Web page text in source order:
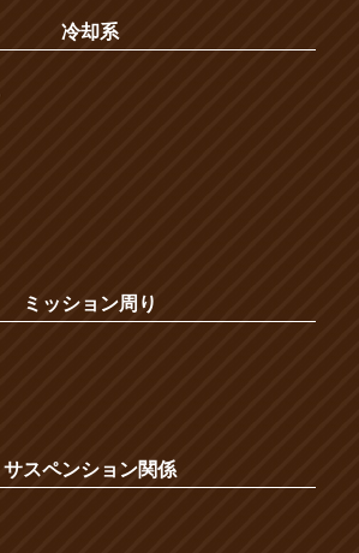
冷却系
ミッション周り
サスペンション関係